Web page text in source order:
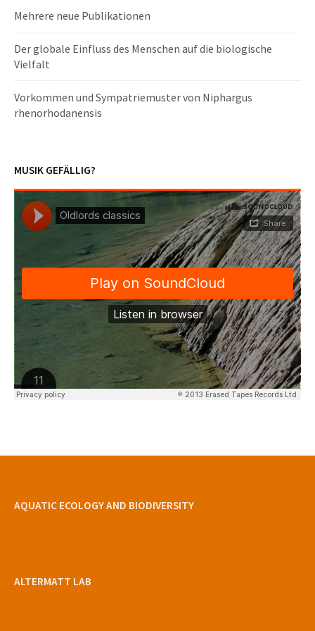
Mehrere neue Publikationen
Der globale Einfluss des Menschen auf die biologische
Vielfalt
Vorkommen und Sympatriemuster von Niphargus
rhenorhodanensis
MUSIK GEFÄLLIG?
AQUATIC ECOLOGY AND BIODIVERSITY
ALTERMATT LAB